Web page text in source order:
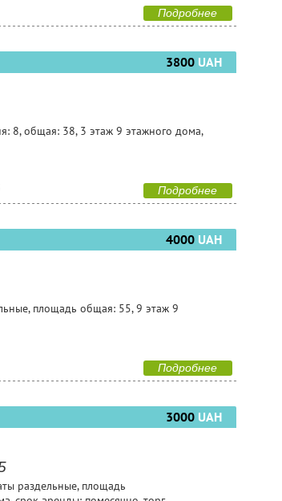
Подробнее
3800UAH
8, общая: 38, 3 этаж 9 этажного дома,
Подробнее
4000UAH
площадь общая: 55, 9 этаж 9
Подробнее
3000UAH
раздельные, площадь